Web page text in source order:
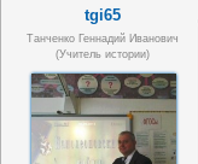
tgi65
Танченко Геннадий Иванович
(учитель истории)